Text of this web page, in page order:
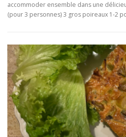
accommoder ensemble dans une
(pour 3 personnes) 3 gros poireaux 1-2